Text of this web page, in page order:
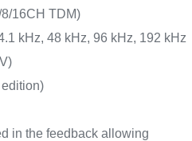
16CH TDM)
kHz, 48 kHz, 96 kHz, 192 kHz
in the feedback allowing